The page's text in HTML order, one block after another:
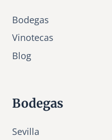
Bodegas
Vinotecas
Blog
Bodegas
Sevilla